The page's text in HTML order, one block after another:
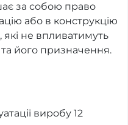
за собою право
або в конструкцію
які не впливатимуть
його призначення.
виробу 12